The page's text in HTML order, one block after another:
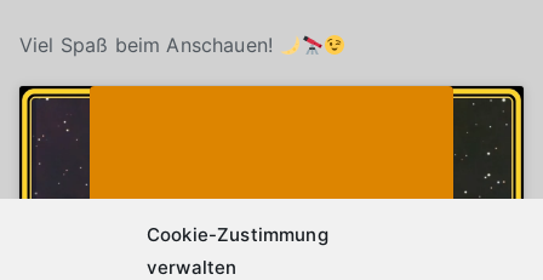
Cookie-Zustimmung
verwalten
Viel Spaß beim Anschauen!
Ich stimme zu